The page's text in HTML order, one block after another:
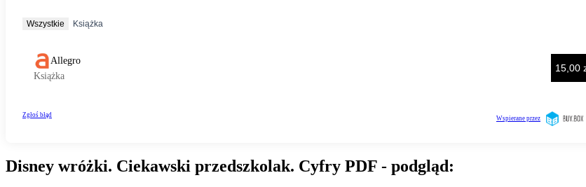
Disney wróżki. Ciekawski przedszkolak. Cyfry PDF - podgląd: